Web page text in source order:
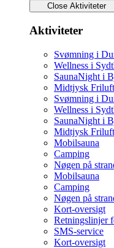
Close Aktiviteter
Aktiviteter
Svømning i
Wellness i
SaunaNight i
Midtjysk
Svømning i
Wellness i
SaunaNight i
Midtjysk
Mobilsauna
Camping
Nøgen på
Mobilsauna
Camping
Nøgen på
Kort-oversigt
Retningslinjer
SMS-service
Kort-oversigt